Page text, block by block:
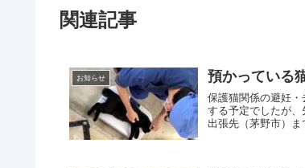
関連記事
お知らせ 預かっている
保護猫関係の避妊
する予定でしたが
出張先（茅野市）